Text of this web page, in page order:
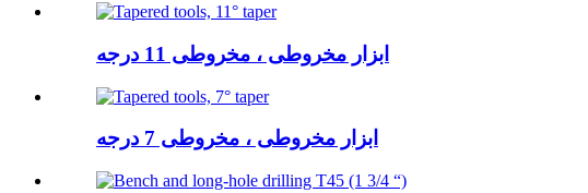
ابزار مخروطی ، مخروطی 11 درجه
ابزار مخروطی ، مخروطی 7 درجه